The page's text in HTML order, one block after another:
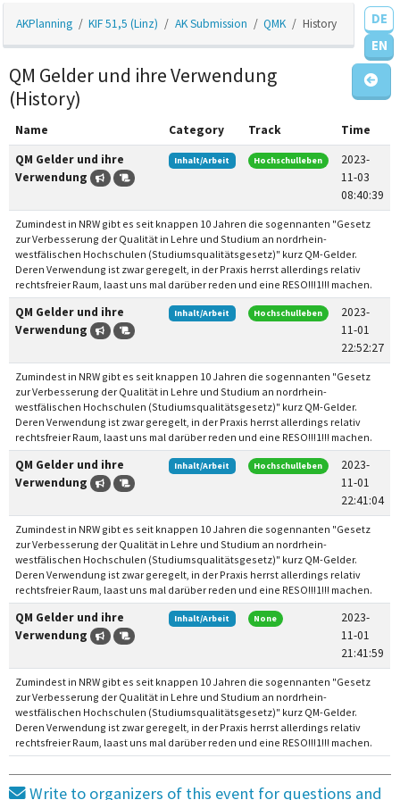
DE
EN
AKPlanning KIF 51,5 (Linz) AK Submission QMK History
QM Gelder und ihre Verwendung
(History)
Name Category Track
Time
QM Gelder und ihre
Verwendung
Inhalt/Arbeit Hochschulleben
2023-
11-03
08:40:39
Zumindest in NRW gibt es seit knappen 10 Jahren die sogennanten "Gesetz
zur Verbesserung der Qualität in Lehre und Studium an nordrhein-
westfälischen Hochschulen (Studiumsqualitätsgesetz)" kurz QM-Gelder.
Deren Verwendung ist zwar geregelt, in der Praxis herrst allerdings relativ
rechtsfreier Raum, laast uns mal darüber reden und eine RESO!!!1!!! machen.
QM Gelder und ihre
Verwendung
Inhalt/Arbeit Hochschulleben
2023-
11-01
22:52:27
Zumindest in NRW gibt es seit knappen 10 Jahren die sogennanten "Gesetz
zur Verbesserung der Qualität in Lehre und Studium an nordrhein-
westfälischen Hochschulen (Studiumsqualitätsgesetz)" kurz QM-Gelder.
Deren Verwendung ist zwar geregelt, in der Praxis herrst allerdings relativ
rechtsfreier Raum, laast uns mal darüber reden und eine RESO!!!1!!! machen.
QM Gelder und ihre
Verwendung
Inhalt/Arbeit Hochschulleben
2023-
11-01
22:41:04
Zumindest in NRW gibt es seit knappen 10 Jahren die sogennanten "Gesetz
zur Verbesserung der Qualität in Lehre und Studium an nordrhein-
westfälischen Hochschulen (Studiumsqualitätsgesetz)" kurz QM-Gelder.
Deren Verwendung ist zwar geregelt, in der Praxis herrst allerdings relativ
rechtsfreier Raum, laast uns mal darüber reden und eine RESO!!!1!!! machen.
QM Gelder und ihre
Verwendung
Inhalt/Arbeit None
2023-
11-01
21:41:59
Zumindest in NRW gibt es seit knappen 10 Jahren die sogennanten "Gesetz
zur Verbesserung der Qualität in Lehre und Studium an nordrhein-
westfälischen Hochschulen (Studiumsqualitätsgesetz)" kurz QM-Gelder.
Deren Verwendung ist zwar geregelt, in der Praxis herrst allerdings relativ
rechtsfreier Raum, laast uns mal darüber reden und eine RESO!!!1!!! machen.
Write to organizers of this event for questions and